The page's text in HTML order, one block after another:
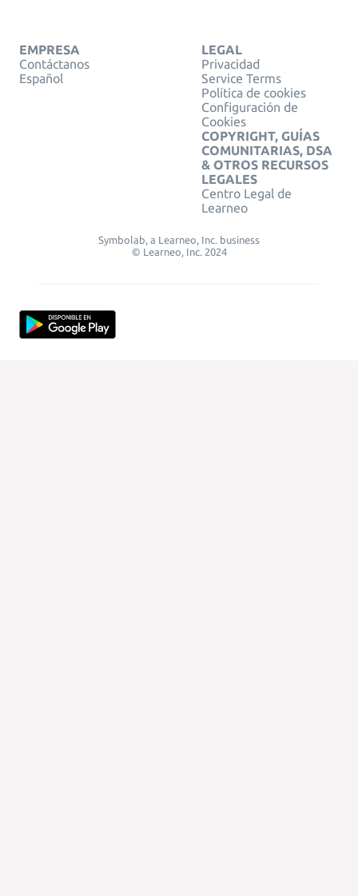
EMPRESA
Contáctanos
Español
LEGAL
Privacidad
Service Terms
Política de cookies
Configuración de
Cookies
COPYRIGHT, GUÍAS
COMUNITARIAS, DSA
& OTROS RECURSOS
LEGALES
Centro Legal de
Learneo
Symbolab, a Learneo, Inc. business
© Learneo, Inc. 2024